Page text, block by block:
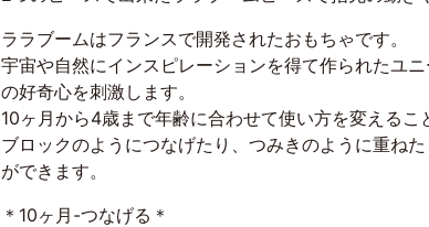
ララブームはフランスで開発されたおもちゃです。
宇宙や自然にインスピレーションを得て作られたユ
の好奇心を刺激します。
10ヶ月から4歳まで年齢に合わせて使い方を変えるこ
ブロックのようにつなげたり、つみきのように重ね
ができます。
＊10ヶ月-つなげる＊